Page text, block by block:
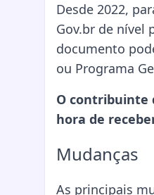
Desde 2022,
Gov.br de nível
documento
ou Programa
O contribuinte
hora de
Mudanças
As principais